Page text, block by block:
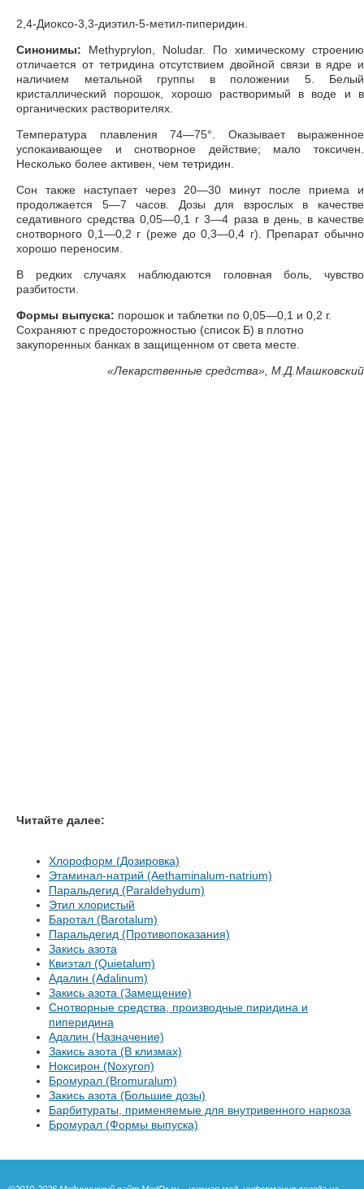
2,4-Диоксо-3,3-диэтил-5-метил-пиперидин.
Синонимы: Methyprylon, Noludar. По химическому строению
отличается от тетридина отсутствием двойной связи в ядре и
наличием метальной группы в положении 5. Белый
кристаллический порошок, хорошо растворимый в воде и в
органических растворителях.
Температура плавления 74—75°. Оказывает выраженное
успокаивающее и снотворное действие; мало токсичен.
Несколько более активен, чем тетридин.
Сон также наступает через 20—30 минут после приема и
продолжается 5—7 часов. Дозы для взрослых в качестве
седативного средства 0,05—0,1 г 3—4 раза в день, в качестве
снотворного 0,1—0,2 г (реже до 0,3—0,4 г). Препарат обычно
хорошо переносим.
В редких случаях наблюдаются головная боль, чувство
разбитости.
Формы выпуска: порошок и таблетки по 0,05—0,1 и 0,2 г.
Сохраняют с предосторожностью (список Б) в плотно
закупоренных банках в защищенном от света месте.
«Лекарственные средства», М.Д.Машковский
Читайте далее:
Хлороформ (Дозировка)
Этаминал-натрий (Aethaminalum-natrium)
Паральдегид (Paraldehydum)
Этил хлористый
Баротал (Barotalum)
Паральдегид (Противопоказания)
Закись азота
Квиэтал (Quietalum)
Адалин (Adalinum)
Закись азота (Замещение)
Снотворные средства, производные пиридина и
пиперидина
Адалин (Назначение)
Закись азота (В клизмах)
Ноксирон (Noxyron)
Бромурал (Bromuralum)
Закись азота (Большие дозы)
Барбитураты, применяемые для внутривенного наркоза
Бромурал (Формы выпуска)